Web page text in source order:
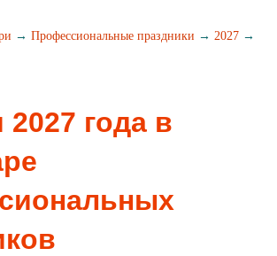
→ Профессиональные праздники → 2027 →
года в